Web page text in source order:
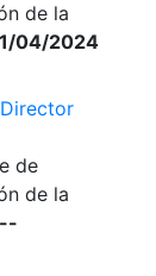
de la
04/2024
de
de la